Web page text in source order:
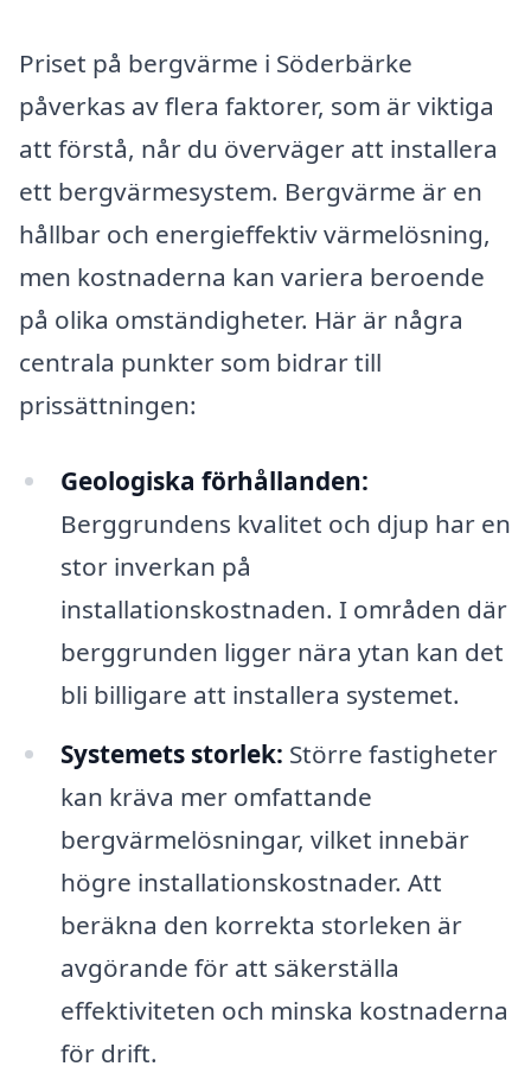
Priset på bergvärme i Söderbärke
påverkas av flera faktorer, som är viktiga
att förstå, når du överväger att installera
ett bergvärmesystem. Bergvärme är en
hållbar och energieffektiv värmelösning,
men kostnaderna kan variera beroende
på olika omständigheter. Här är några
centrala punkter som bidrar till
prissättningen:
Geologiska förhållanden:
Berggrundens kvalitet och djup har en
stor inverkan på
installationskostnaden. I områden där
berggrunden ligger nära ytan kan det
bli billigare att installera systemet.
Systemets storlek: Större fastigheter
kan kräva mer omfattande
bergvärmelösningar, vilket innebär
högre installationskostnader. Att
beräkna den korrekta storleken är
avgörande för att säkerställa
effektiviteten och minska kostnaderna
för drift.